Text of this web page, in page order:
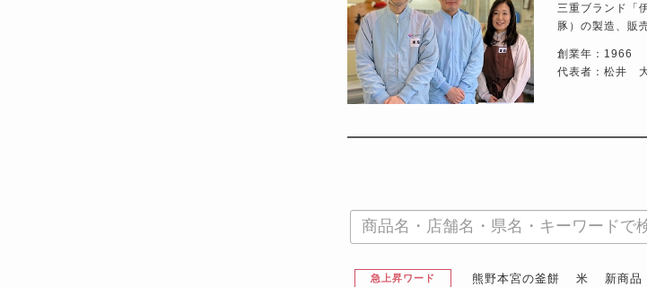
三重ブランド「
豚）の製造、販
創業年：1966
代表者：松井
急上昇ワード 熊野本宮の釜餅 米 新商品